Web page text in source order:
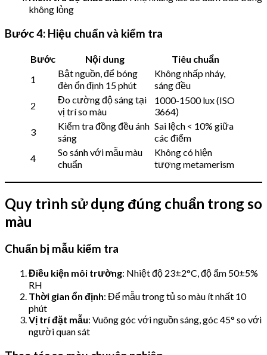
không lỏng
Bước 4: Hiệu chuẩn và kiểm tra
Bước Nội dung
Tiêu chuẩn
1
Bật nguồn, để bóng
đèn ổn định 15 phút
Không nhấp nháy,
sáng đều
2
Đo cường độ sáng tại
vị trí so màu
1000-1500 lux (ISO
3664)
3
Kiểm tra đồng đều ánh
sáng
Sai lệch < 10% giữa
các điểm
4
So sánh với mẫu màu
chuẩn
Không có hiện
tượng metamerism
Quy trình sử dụng đúng chuẩn trong so
màu
Chuẩn bị mẫu kiểm tra
Điều kiện môi trường: Nhiệt độ 23±2°C, độ ẩm 50±5%
RH
Thời gian ổn định: Để mẫu trong tủ so màu ít nhất 10
phút
Vị trí đặt mẫu: Vuông góc với nguồn sáng, góc 45° so với
người quan sát